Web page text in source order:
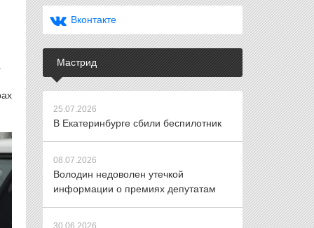
Вконтакте
Мастрид
25.07.2026
В Екатеринбурге сбили беспилотник
08.07.2026
Володин недоволен утечкой
информации о премиях депутатам
30.06.2026